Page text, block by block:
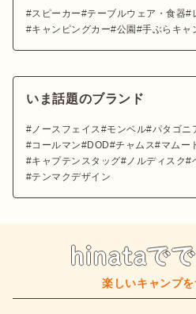
スピーカー テーブルウェア・食器
キャンピングカー 公園 手ぶらキャ
いま話題のブランド
ノースフェイス モンベル パタゴニ
コールマン
DOD チャムス マムー
キャプテンスタッグ
ノルディスク
テンマクデザイン
楽しいキャンプを